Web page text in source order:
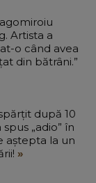
Artista a
o când avea
din bătrâni.”
„adio” în
aștepta la un